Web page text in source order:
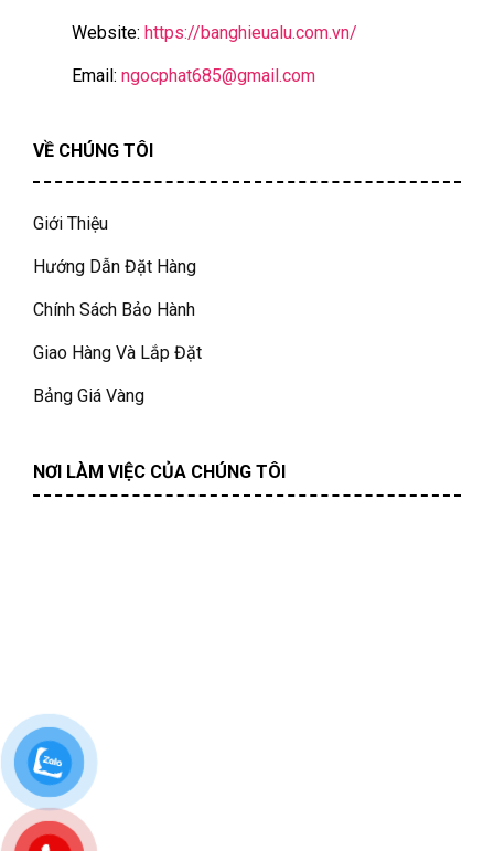
Website: https://banghieualu.com.vn/
Email: ngocphat685@gmail.com
VỀ CHÚNG TÔI
Giới Thiệu
Hướng Dẫn Đặt Hàng
Chính Sách Bảo Hành
Giao Hàng Và Lắp Đặt
Bảng Giá Vàng
NƠI LÀM VIỆC CỦA CHÚNG TÔI